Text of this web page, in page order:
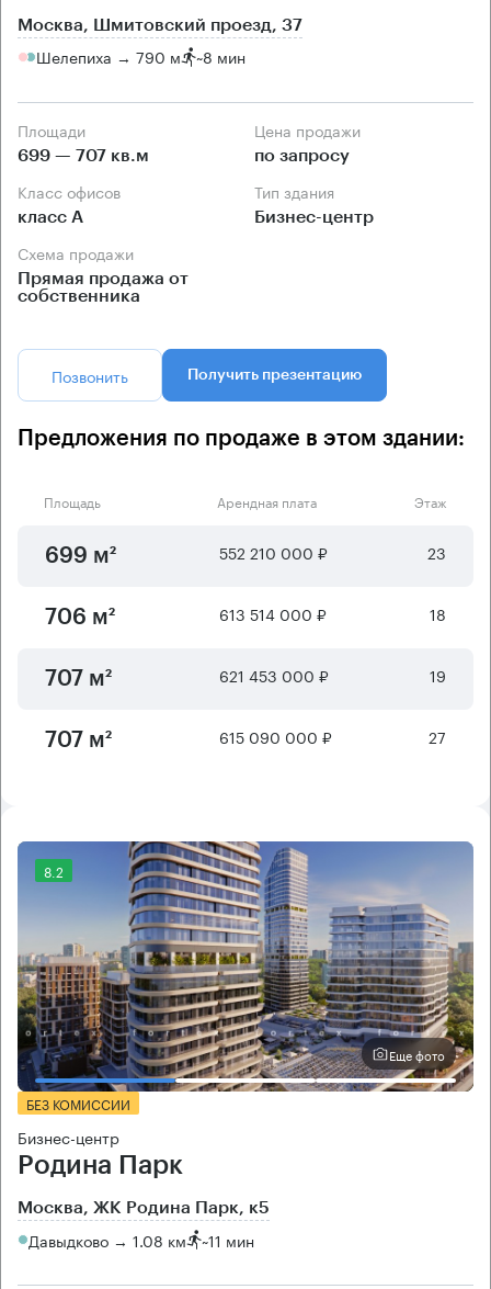
Москва, Шмитовский проезд, 37
Шелепиха → 790 м ~8 мин
Площади
699 — 707 кв.м
Цена продажи
по запросу
Класс офисов
класс А
Тип здания
Бизнес-центр
Схема продажи
Прямая продажа от
собственника
Позвонить Получить презентацию
Предложения по продаже в этом здании:
Площадь Арендная плата Этаж
699 м² 552 210 000 ₽ 23
706 м² 613 514 000 ₽ 18
707 м² 621 453 000 ₽ 19
707 м² 615 090 000 ₽ 27
8.2
Еще фото
БЕЗ КОМИССИИ
Бизнес-центр
Родина Парк
Москва, ЖК Родина Парк, к5
Давыдково → 1.08 км ~11 мин